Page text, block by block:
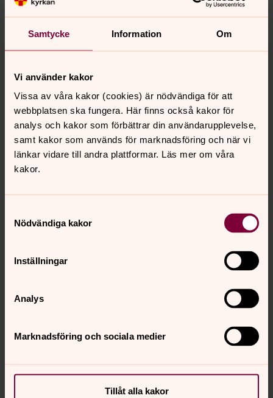
Samtycke Information Om
Vi använder kakor
Vissa av våra kakor (cookies) är nödvändiga för att
webbplatsen ska fungera. Här finns också kakor för
analys och kakor som förbättrar din användarupplevelse,
samt kakor som används för marknadsföring och när vi
länkar vidare till andra plattformar. Läs mer om våra
kakor.
Nödvändiga kakor
Inställningar
Analys
Marknadsföring och sociala medier
Tillåt alla kakor
Bild 1 av 8
Bild
Senast ändrad 28 februari 2022